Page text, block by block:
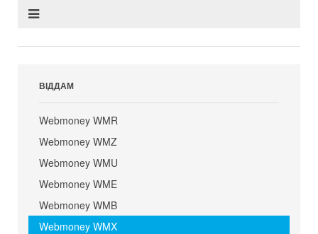
ВІДДАМ
Webmoney WMR
Webmoney WMZ
Webmoney WMU
Webmoney WME
Webmoney WMB
Webmoney WMX